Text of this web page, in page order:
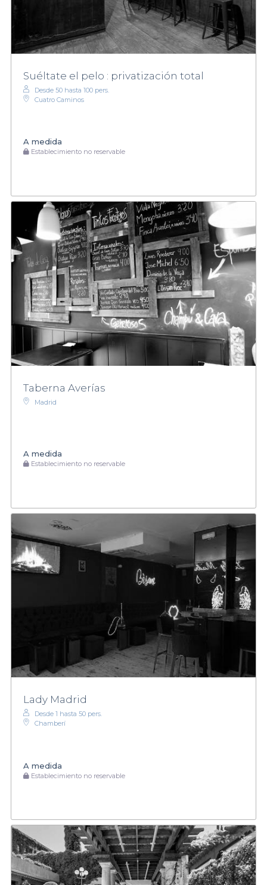
Suéltate el pelo : privatización total
Desde 50 hasta 100 pers.
Cuatro Caminos
A medida
Establecimiento no reservable
Taberna Averías
Madrid
A medida
Establecimiento no reservable
Lady Madrid
Desde 1 hasta 50 pers.
Chamberí
A medida
Establecimiento no reservable